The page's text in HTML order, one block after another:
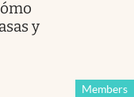
y
Members